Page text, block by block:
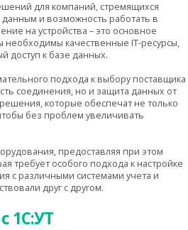
для компаний, стремящихся
и возможность работать в
на устройства – это основное
необходимы качественные IT-ресурсы,
доступ к базе данных.
подхода к выбору поставщика
соединения, но и защита данных от
которые обеспечат не только
без проблем увеличивать
предоставляя при этом
требует особого подхода к настройке
с различными системами учета и
друг с другом.
1С:УТ